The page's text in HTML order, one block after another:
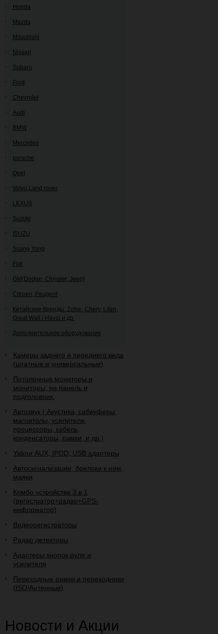
Honda
Mazda
Mitsubishi
Nissan
Subaru
Ford
Chevrolet
Audi
BMW
Mercedes
porsche
Opel
Volvo,Land rover
LEXUS
Suzuki
ISUZU
Ssang Yong
Fiat
GM(Dodge, Chrysler, Jeep)
Citroen, Peugeot
Китайские бренды: Zotye, Chery, Lifan,
Great Wall / Haval и др.
Дополнительное оборудование
Камеры заднего и переднего вида
(штатные и универсальные)
Потолочные мониторы и
мониторы, на панель и
подголовник.
Автозвук ( Акустика, сабвуферы,
магнитолы, усилители,
процессоры, кабель,
конденсаторы, рамки, и др.)
Yatour AUX, IPOD, USB адаптеры
Автосигнализации, брелоки к ним,
маяки
Комбо устройства 3 в 1
(регистратор+радар+GPS-
информатор)
Видеорегистраторы
Радар детекторы
Адаптеры кнопок руля и
усилителя
Переходные рамки и переходники
(ISO/Антенные)
Новости и Акции